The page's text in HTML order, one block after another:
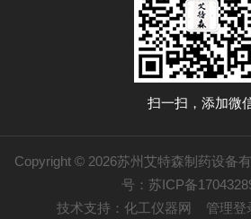
扫一扫，添加微
Copyright © 2026苏州艾特森制药设备
号：苏ICP备
技术支持： 化工仪器网 管理登